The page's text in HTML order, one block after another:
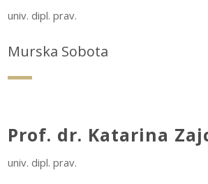
univ. dipl. prav.
Murska Sobota
Prof. dr. Katarina
univ. dipl. prav.